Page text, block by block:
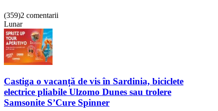
(359)2 comentarii
Lunar
Castiga o vacanță de vis în Sardinia, biciclete
electrice pliabile Ulzomo Dunes sau trolere
Samsonite S’Cure Spinner